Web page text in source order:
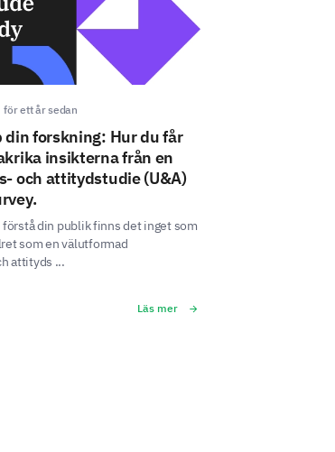
för ett år sedan
din forskning: Hur du får
insikterna från en
och attitydstudie (U&A)
förstå din publik finns det inget som
som en välutformad
attityds ...
Läs mer